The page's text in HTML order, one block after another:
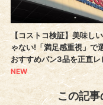
この記事